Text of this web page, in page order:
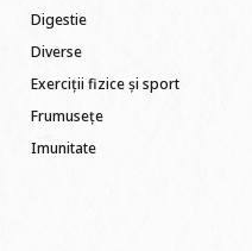
Digestie
Diverse
Exerciții fizice și sport
Frumusețe
Imunitate